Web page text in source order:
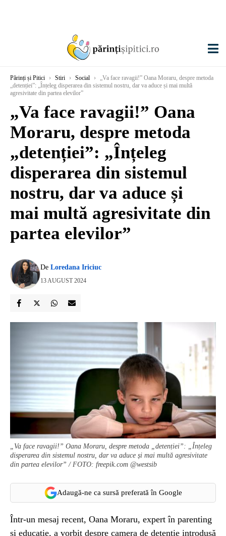
Părinți și Pitici › Stiri › Social ›
„Va face ravagii!” Oana Moraru, despre metoda
„detenției”: „Înțeleg disperarea din sistemul nostru, dar va aduce și mai multă
agresivitate din partea elevilor”
„Va face ravagii!” Oana
Moraru, despre metoda
„detenției”: „Înțeleg
disperarea din sistemul
nostru, dar va aduce și
mai multă agresivitate din
partea elevilor”
De Loredana Iriciuc
13 AUGUST 2024
„Va face ravagii!” Oana Moraru, despre metoda „detenției”: „Înțeleg
disperarea din sistemul nostru, dar va aduce și mai multă agresivitate
din partea elevilor” / FOTO: freepik.com @westsib
Adaugă-ne ca sursă preferată în Google
Într-un mesaj recent, Oana Moraru, expert în parenting
și educație, a vorbit despre camera de detenție introdusă